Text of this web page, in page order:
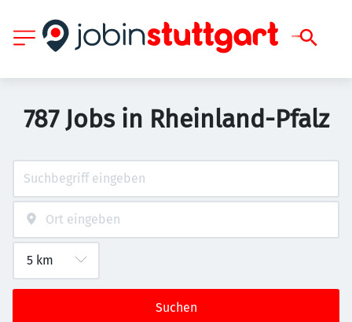
787 Jobs in Rheinland-Pfalz
Suchen